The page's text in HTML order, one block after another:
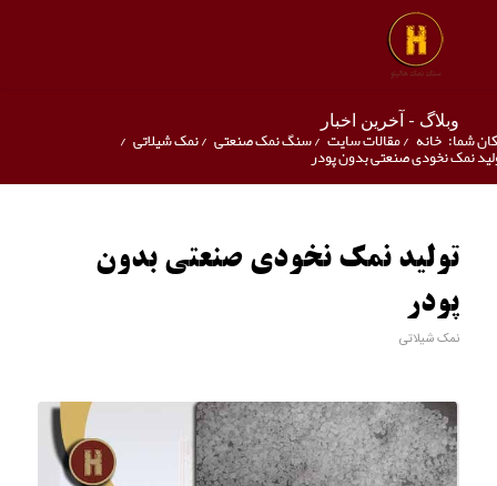
وبلاگ - آخرین اخبار
شما: خانه /مقالات سایت /سنگ نمک صنعتی /نمک شیلاتی /
نمک نخودی صنعتی بدون پودر
تولید نمک نخودی صنعتی بدون
پودر
نمک شیلاتی